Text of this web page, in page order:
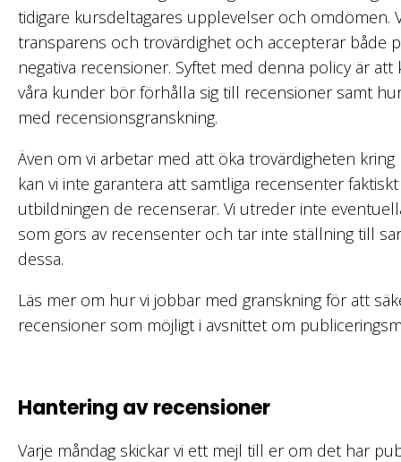
tidigare kursdeltagares upplevelser och omdömen.
transparens och trovärdighet och accepterar både
negativa recensioner. Syftet med denna policy är
våra kunder bör förhålla sig till recensioner samt
med recensionsgranskning.
Även om vi arbetar med att öka trovärdigheten
kan vi inte garantera att samtliga recensenter
utbildningen de recenserar. Vi utreder inte
som görs av recensenter och tar inte ställning till
dessa.
Läs mer om hur vi jobbar med granskning för att
recensioner som möjligt i avsnittet om
Hantering av recensioner
Varje måndag skickar vi ett mejl till er om det har